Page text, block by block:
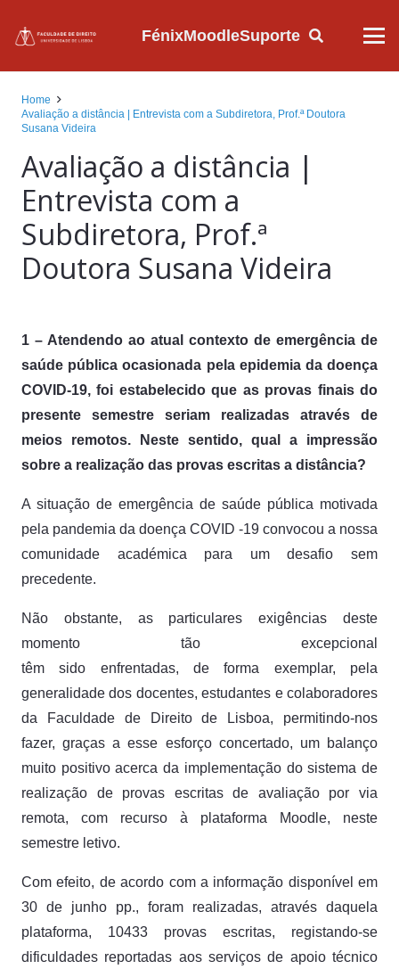
FénixMoodleSuporte
Home
Avaliação a distância | Entrevista com a Subdiretora, Prof.ª Doutora
Susana Videira
Avaliação a distância |
Entrevista com a
Subdiretora, Prof.ª
Doutora Susana Videira
1 – Atendendo ao atual contexto de emergência de
saúde pública ocasionada pela epidemia da doença
COVID-19, foi estabelecido que as provas finais do
presente semestre seriam realizadas através de
meios remotos. Neste sentido, qual a impressão
sobre a realização das provas escritas a distância?
A situação de emergência de saúde pública motivada
pela pandemia da doença COVID -19 convocou a nossa
comunidade académica para um desafio sem
precedente.
Não obstante, as particulares exigências deste
momento tão excepcional
têm sido enfrentadas, de forma exemplar, pela
generalidade dos docentes, estudantes e colaboradores
da Faculdade de Direito de Lisboa, permitindo-nos
fazer, graças a esse esforço concertado, um balanço
muito positivo acerca da implementação do sistema de
realização de provas escritas de avaliação por via
remota, com recurso à plataforma Moodle, neste
semestre letivo. ​
Com efeito, de acordo com a informação disponível em
30 de junho pp., foram realizadas, através daquela
plataforma, 10433 provas escritas, registando-se
dificuldades reportadas aos serviços de apoio técnico